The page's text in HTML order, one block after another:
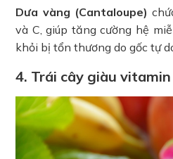
Dưa vàng (Cantaloupe)
và C, giúp tăng cường hệ
khỏi bị tổn thương do gốc tự
4. Trái cây giàu